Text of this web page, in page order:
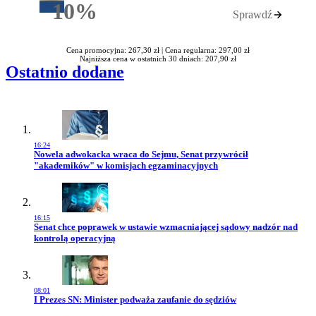
10%Rabatu Sprawdź
Cena promocyjna: 267,30 zł | Cena regularna: 297,00 zł
Najniższa cena w ostatnich 30 dniach: 207,90 zł
Ostatnio dodane
16:24
Przejdź do artykułu:
Nowela adwokacka wraca do Sejmu, Senat przywrócił
"akademików" w komisjach egzaminacyjnych
16:15
Przejdź do artykułu:
Senat chce poprawek w ustawie wzmacniającej sądowy nadzór nad
kontrolą operacyjną
08:01
Przejdź do artykułu:
I Prezes SN: Minister podważa zaufanie do sędziów